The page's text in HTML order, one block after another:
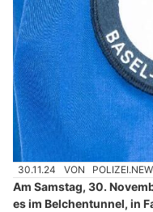
30.11.24 VON
Am Samstag, 30.
es im Belchentunnel, in